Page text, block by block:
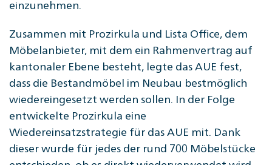
einzunehmen.
Zusammen mit Prozirkula und Lista Office, dem
Möbelanbieter, mit dem ein Rahmenvertrag auf
kantonaler Ebene besteht, legte das AUE fest,
dass die Bestandmöbel im Neubau bestmöglich
wiedereingesetzt werden sollen. In der Folge
entwickelte Prozirkula eine
Wiedereinsatzstrategie für das AUE mit. Dank
dieser wurde für jedes der rund 700 Möbelstücke